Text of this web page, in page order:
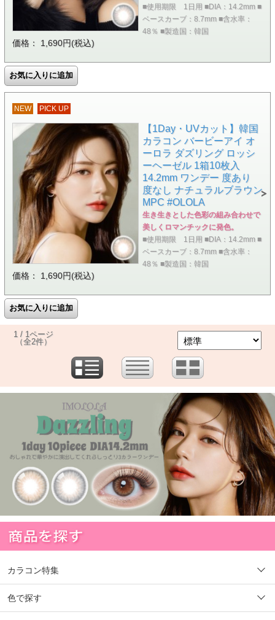
■使用期限 1日用 ■DIA：14.2mm ■
ベースカーブ：8.7mm ■含水率：
48％ ■製造国：韓国
価格： 1,690円(税込)
NEW PICK UP
【1Day・UVカット】韓国
カラコン バービーアイ オ
ーロラ ダズリング ロッシ
ーヘーゼル 1箱10枚入
14.2mm ワンデー 度あり
度なし ナチュラルブラウン
MPC #OLOLA
生き生きとした色彩の組み合わせで
美しくロマンチックに発色。
■使用期限 1日用 ■DIA：14.2mm ■
ベースカーブ：8.7mm ■含水率：
48％ ■製造国：韓国
価格： 1,690円(税込)
1 / 1ページ
（全2件）
カラコン特集
色で探す